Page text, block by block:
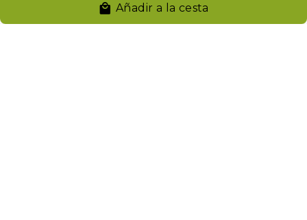
Añadir a la cesta